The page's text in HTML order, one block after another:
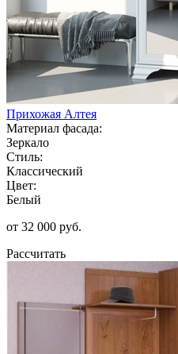
Прихожая Алтея
Материал фасада:
Зеркало
Стиль:
Классический
Цвет:
Белый
от 32 000 руб.
Рассчитать